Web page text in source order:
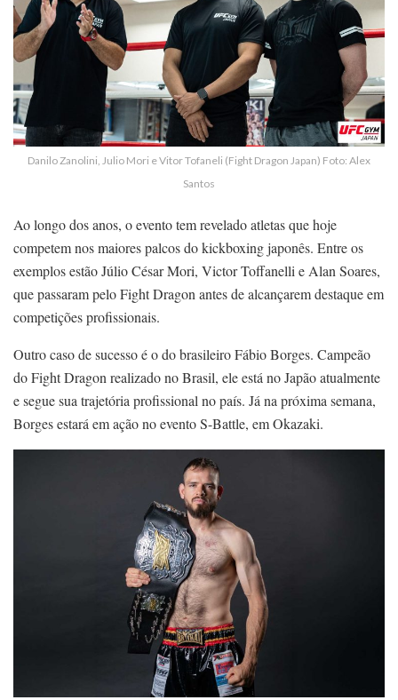
Danilo Zanolini, Julio Mori e Vitor Tofaneli (Fight Dragon Japan) Foto: Alex
Santos
Ao longo dos anos, o evento tem revelado atletas que hoje
competem nos maiores palcos do kickboxing japonês. Entre os
exemplos estão Júlio César Mori, Victor Toffanelli e Alan Soares,
que passaram pelo Fight Dragon antes de alcançarem destaque em
competições profissionais.
Outro caso de sucesso é o do brasileiro Fábio Borges. Campeão
do Fight Dragon realizado no Brasil, ele está no Japão atualmente
e segue sua trajetória profissional no país. Já na próxima semana,
Borges estará em ação no evento S-Battle, em Okazaki.